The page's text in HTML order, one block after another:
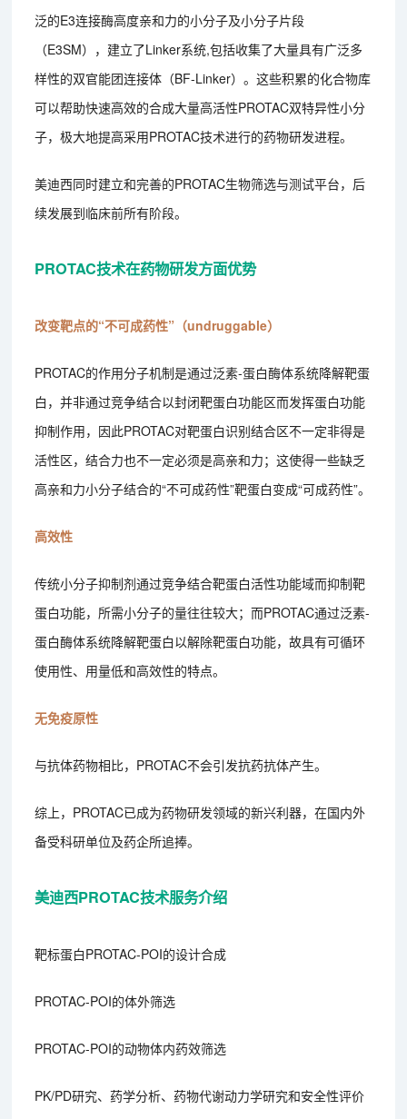
泛的E3连接酶高度亲和力的小分子及小分子片段
（E3SM），建立了Linker系统,包括收集了大量具有广泛多
样性的双官能团连接体（BF-Linker）。这些积累的化合物库
可以帮助快速高效的合成大量高活性PROTAC双特异性小分
子，极大地提高采用PROTAC技术进行的药物研发进程。
美迪西同时建立和完善的PROTAC生物筛选与测试平台，后
续发展到临床前所有阶段。
PROTAC技术在药物研发方面优势
改变靶点的“不可成药性”（undruggable）
PROTAC的作用分子机制是通过泛素-蛋白酶体系统降解靶蛋
白，并非通过竞争结合以封闭靶蛋白功能区而发挥蛋白功能
抑制作用，因此PROTAC对靶蛋白识别结合区不一定非得是
活性区，结合力也不一定必须是高亲和力；这使得一些缺乏
高亲和力小分子结合的“不可成药性”靶蛋白变成“可成药性”。
高效性
传统小分子抑制剂通过竞争结合靶蛋白活性功能域而抑制靶
蛋白功能，所需小分子的量往往较大；而PROTAC通过泛素-
蛋白酶体系统降解靶蛋白以解除靶蛋白功能，故具有可循环
使用性、用量低和高效性的特点。
无免疫原性
与抗体药物相比，PROTAC不会引发抗药抗体产生。
综上，PROTAC已成为药物研发领域的新兴利器，在国内外
备受科研单位及药企所追捧。
美迪西PROTAC技术服务介绍
靶标蛋白PROTAC-POI的设计合成
PROTAC-POI的体外筛选
PROTAC-POI的动物体内药效筛选
PK/PD研究、药学分析、药物代谢动力学研究和安全性评价